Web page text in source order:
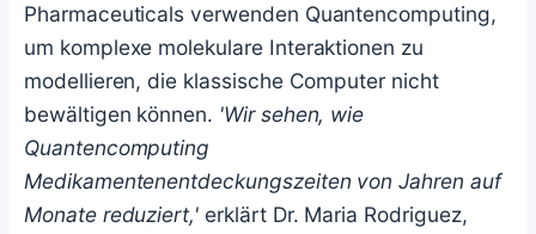
Pharmaceuticals verwenden Quantencomputing,
um komplexe molekulare Interaktionen zu
modellieren, die klassische Computer nicht
bewältigen können. 'Wir sehen, wie
Quantencomputing
Medikamentenentdeckungszeiten von Jahren auf
Monate reduziert,' erklärt Dr. Maria Rodriguez,